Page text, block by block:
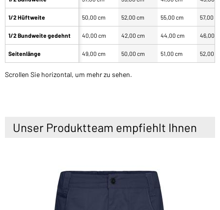
1/2 Hüftweite
1/2 Bundweite gedehnt
Seitenlänge
50,00 cm 52,00 cm 55,00 cm 57,00
40,00 cm 42,00 cm 44,00 cm 46,00
49,00 cm 50,00 cm 51,00 cm 52,00
Scrollen Sie horizontal, um mehr zu sehen.
Unser Produktteam empfiehlt Ihnen